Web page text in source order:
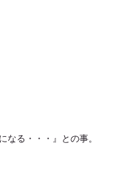
なる・・・』との事。